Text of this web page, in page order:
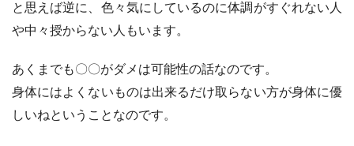
と思えば逆に、色々気にしているのに体調がすぐれない人
や中々授からない人もいます。
あくまでも〇〇がダメは可能性の話なのです。
身体にはよくないものは出来るだけ取らない方が身体に優
しいねということなのです。